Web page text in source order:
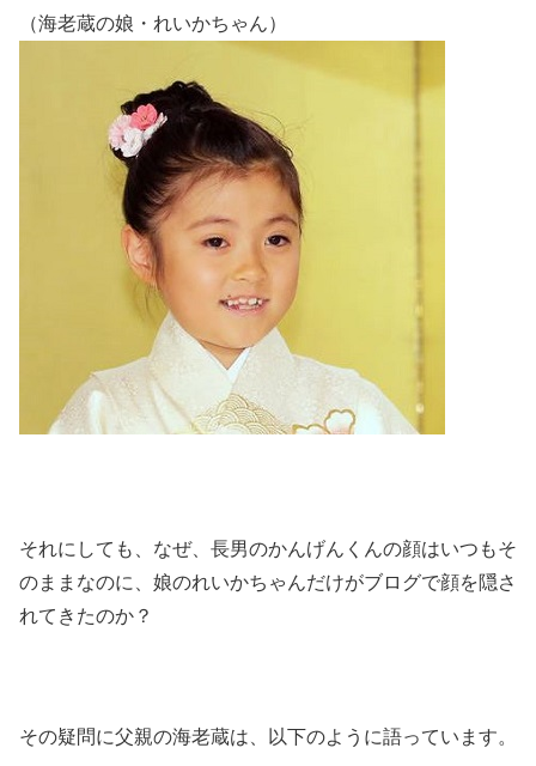
（海老蔵の娘・れいかちゃん）
それにしても、なぜ、長男のかんげんくんの顔はいつもそ
のままなのに、娘のれいかちゃんだけがブログで顔を隠さ
れてきたのか？
その疑問に父親の海老蔵は、以下のように語っています。